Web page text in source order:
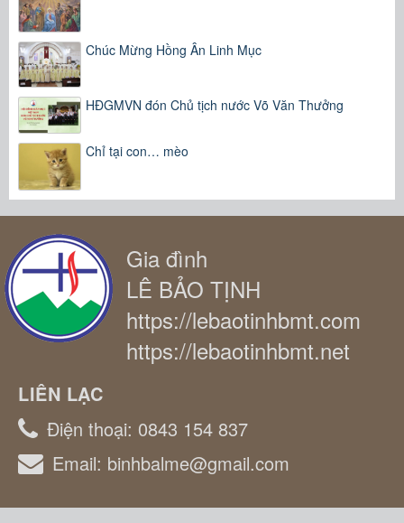
Chúc Mừng Hồng Ân Linh Mục
HĐGMVN đón Chủ tịch nước Võ Văn Thưởng
Chỉ tại con… mèo
Gia đình
LÊ BẢO TỊNH
https://lebaotinhbmt.com
https://lebaotinhbmt.net
LIÊN LẠC
Điện thoại: 0843 154 837
Email: binhbalme@gmail.com